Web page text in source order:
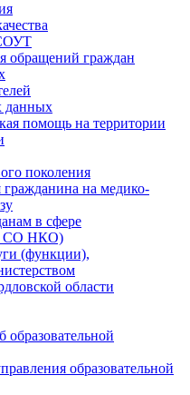
обращений граждан
данных
помощь на территории
поколения
на медико-
в сфере
СО НКО)
(функции),
области
образовательной
образовательной